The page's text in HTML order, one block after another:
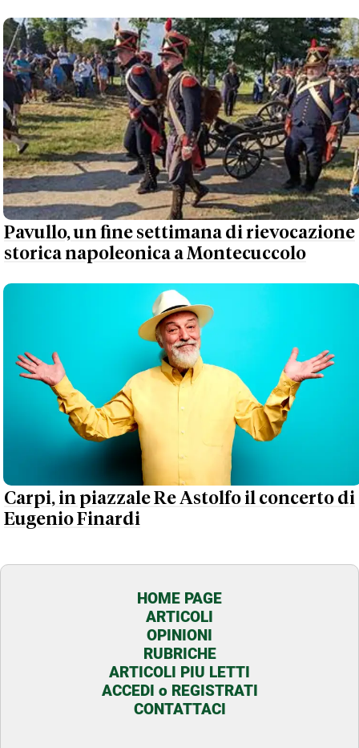
Pavullo, un fine settimana di rievocazione
storica napoleonica a Montecuccolo
Carpi, in piazzale Re Astolfo il concerto di
Eugenio Finardi
HOME PAGE
ARTICOLI
OPINIONI
RUBRICHE
ARTICOLI PIU LETTI
ACCEDI o REGISTRATI
CONTATTACI